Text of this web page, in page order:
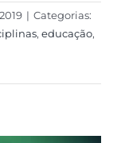
| Categorias:
, educação,